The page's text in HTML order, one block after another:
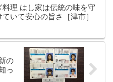
料理 はし家は伝統の味を守
ていて安心の旨さ［津市］
の
っ